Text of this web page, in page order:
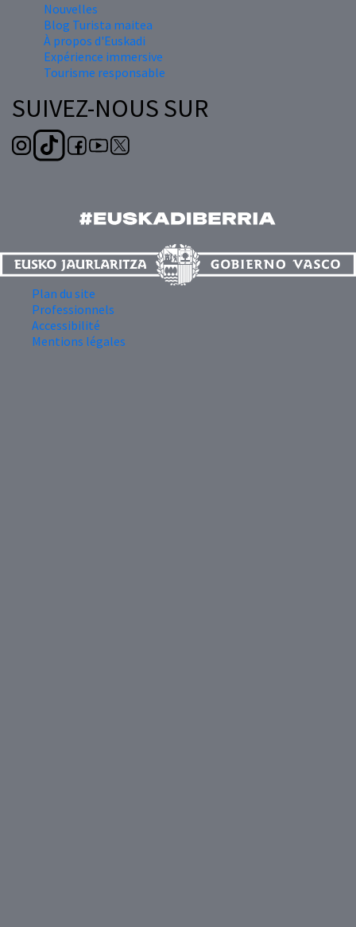
Nouvelles
Blog Turista maitea
À propos d'Euskadi
Expérience immersive
Tourisme responsable
SUIVEZ-NOUS SUR
Plan du site
Professionnels
Accessibilité
Mentions légales